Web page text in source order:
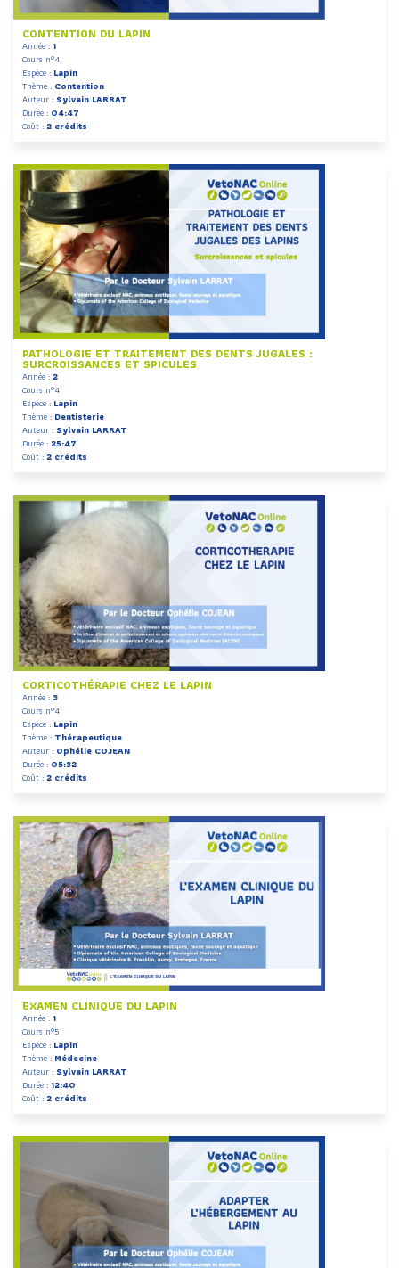
CONTENTION DU LAPIN
Année :1
Cours n°4
Espèce : Lapin
Thème : Contention
Auteur :Sylvain LARRAT
Durée : 04:47
Coût : 2 crédits
PATHOLOGIE ET TRAITEMENT DES DENTS JUGALES :
SURCROISSANCES ET SPICULES
Année : 2
Cours n°4
Espèce : Lapin
Thème : Dentisterie
Auteur :Sylvain LARRAT
Durée : 25:47
Coût : 2 crédits
CORTICOTHÉRAPIE CHEZ LE LAPIN
Année : 3
Cours n°4
Espèce : Lapin
Thème : Thérapeutique
Auteur : Ophélie COJEAN
Durée : 05:32
Coût : 2 crédits
EXAMEN CLINIQUE DU LAPIN
Année :1
Cours n°5
Espèce : Lapin
Thème : Médecine
Auteur :Sylvain LARRAT
Durée :12:40
Coût : 2 crédits